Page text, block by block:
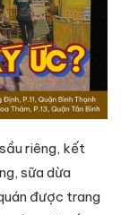
riêng, kết
sữa dừa
được trang